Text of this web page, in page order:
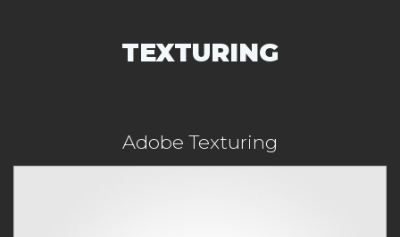
TEXTURING
Adobe Texturing